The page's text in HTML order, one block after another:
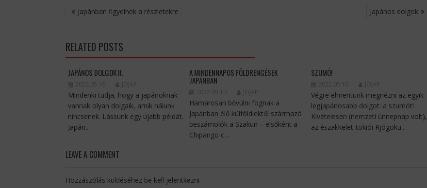
BEJEGYZÉS
NAVIGÁCIÓ
Japánban figyelnek a részletekre Japános dolgok
RELATED POSTS
JAPÁNOS DOLGOK II.
2022.05.10. JOJAP
Mindenki tudja, hogy a japánoknak
vannak olyan dolgaik, amik nálunk
nincsenek. Lássunk egy újabb példát.
Japán...
A MINDENNAPOS FÖLDRENGÉSEK
JAPÁNBAN
2022.05.10. JOJAP
Hamarosan bővülni fognak a
Japánban élő külföldiektől származó
beszámolók a Szakun – elsőként a
Chipango c....
SZUMÓ!
2022.05.10. JOJAP
Végre elmentünk megnézni az egyik
legjapánosabb dolgot: a szumót!
Kivételesen (nemzeti ünnepnap volt),
az északkelet-tokiói Rjógoku...
LEAVE A COMMENT
Hozzászólás küldéséhez be kell jelentkezni.